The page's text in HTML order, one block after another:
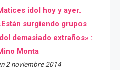
idol hoy y ayer.
surgiendo grupos
demasiado extraños» :
Monta
2 noviembre 2014